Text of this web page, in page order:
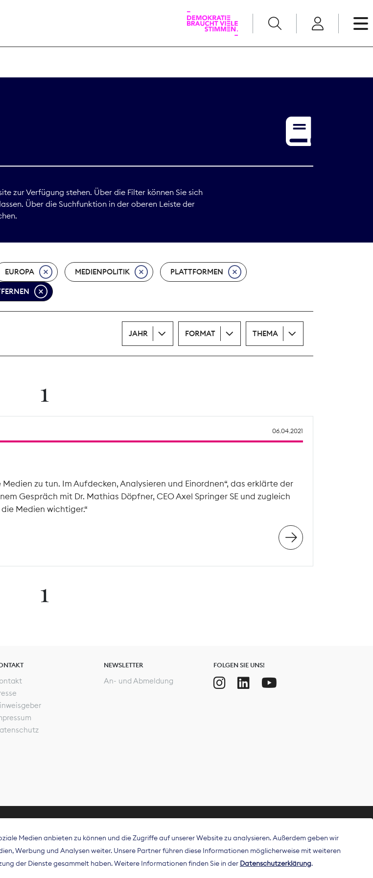
Print
zur Verfügung stehen. Über die Filter können Sie sich
Über die Suchfunktion in der oberen Leiste der
EUROPA MEDIENPOLITIK PLATTFORMEN
JAHR FORMAT THEMA
1
06.04.2021
zu tun. Im Aufdecken, Analysieren und Einordnen“, das erklärte der
Gespräch mit Dr. Mathias Döpfner, CEO Axel Springer SE und zugleich
Medien wichtiger.“
1
NEWSLETTER
An- und Abmeldung
FOLGEN SIE UNS!
und Zeitungsverleger (BDZV) vertritt als
der Zeitungsverlage und digitalen Publisher in
Medien anbieten zu können und die Zugriffe auf unserer Website zu analysieren. Außerdem geben wir
Werbung und Analysen weiter. Unsere Partner führen diese Informationen möglicherweise mit weiteren
der Dienste gesammelt haben. Weitere Informationen finden Sie in der Datenschutzerklärung.